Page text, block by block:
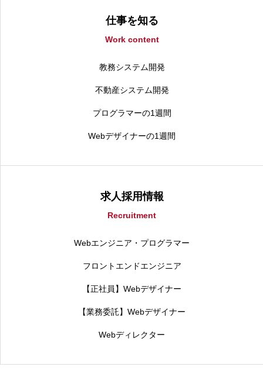
仕事を知る
Work content
教務システム開発
不動産システム開発
プログラマーの1週間
Webデザイナーの1週間
求人採用情報
Recruitment
Webエンジニア・プログラマー
フロントエンドエンジニア
【正社員】Webデザイナー
【業務委託】Webデザイナー
Webディレクター